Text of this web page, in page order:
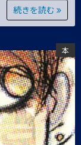
続きを読む
本